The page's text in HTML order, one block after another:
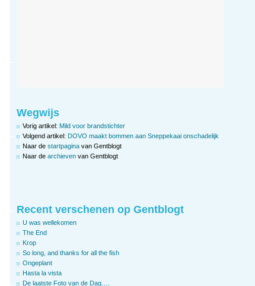
Wegwijs
Vorig artikel: Mild voor brandstichter
Volgend artikel: DOVO maakt bommen aan Sneppekaai onschadelijk
Naar de startpagina van Gentblogt
Naar de archieven van Gentblogt
Recent verschenen op Gentblogt
U was wellekomen
The End
Krop
So long, and thanks for all the fish
Ongeplant
Hasta la vista
De laatste Foto van de Dag….